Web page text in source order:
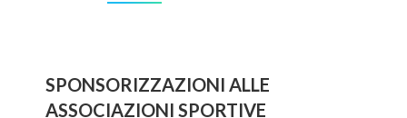
SPONSORIZZAZIONI ALLE
ASSOCIAZIONI SPORTIVE